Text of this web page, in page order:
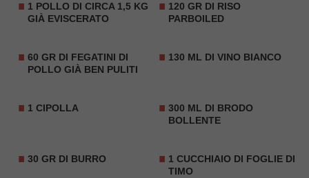
1 POLLO DI CIRCA 1,5 KG
GIÀ EVISCERATO
120 GR DI RISO
PARBOILED
60 GR DI FEGATINI DI
POLLO GIÀ BEN PULITI
130 ML DI VINO BIANCO
1 CIPOLLA
300 ML DI BRODO
BOLLENTE
30 GR DI BURRO
1 CUCCHIAIO DI FOGLIE DI
TIMO